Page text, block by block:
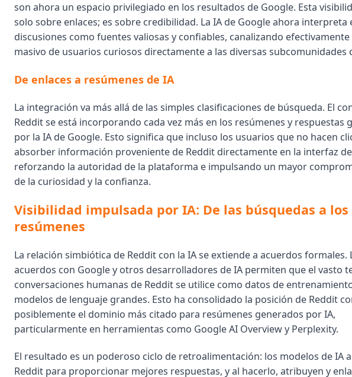
son ahora un espacio privilegiado en los resultados de Google. Esta
solo sobre enlaces; es sobre credibilidad. La IA de Google ahora interpreta
discusiones como fuentes valiosas y confiables, canalizando
masivo de usuarios curiosos directamente a las diversas subcomunidades
De enlaces a resúmenes de IA
La integración va más allá de las simples clasificaciones de búsqueda. El
Reddit se está incorporando cada vez más en los resúmenes y respuestas
por la IA de Google. Esto significa que incluso los usuarios que no hacen
absorber información proveniente de Reddit directamente en la interfaz
reforzando la autoridad de la plataforma e impulsando un mayor
de la curiosidad y la confianza.
Visibilidad impulsada por IA: De las búsquedas a los
resúmenes
La relación simbiótica de Reddit con la IA se extiende a acuerdos formales.
acuerdos con Google y otros desarrolladores de IA permiten que el vasto
conversaciones humanas de Reddit se utilice como datos de
modelos de lenguaje grandes. Esto ha consolidado la posición de Reddit
posiblemente el dominio más citado para resúmenes generados por IA,
particularmente en herramientas como Google AI Overview y Perplexity.
El resultado es un poderoso ciclo de retroalimentación: los modelos de IA
Reddit para proporcionar mejores respuestas, y al hacerlo, atribuyen y